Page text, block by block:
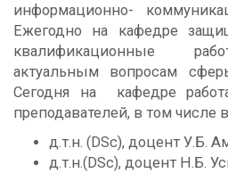
информационно-
Ежегодно на кафедре
квалификационные
актуальным вопросам
Сегодня на кафедре
преподавателей, в том числе
д.т.н. (DSc), доцент У.Б.
д.т.н.(DSc), доцент Н.Б.